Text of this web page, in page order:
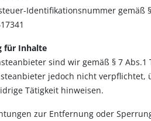
Identifikationsnummer gemäß
für Inhalte
sind wir gemäß § 7
jedoch nicht
Tätigkeit hinweisen.
zur Entfernung oder